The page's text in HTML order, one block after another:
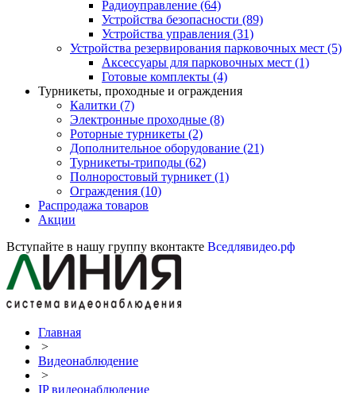
Радиоуправление (64)
Устройства безопасности (89)
Устройства управления (31)
Устройства резервирования парковочных мест (5)
Аксессуары для парковочных мест (1)
Готовые комплекты (4)
Турникеты, проходные и ограждения
Калитки (7)
Электронные проходные (8)
Роторные турникеты (2)
Дополнительное оборудование (21)
Турникеты-триподы (62)
Полноростовый турникет (1)
Ограждения (10)
Распродажа товаров
Акции
Вступайте в нашу группу вконтакте Вседлявидео.рф
Главная
>
Видеонаблюдение
>
IP видеонаблюдение